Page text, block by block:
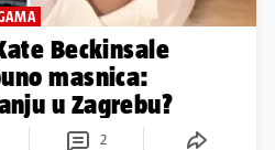
Beckinsale
masnica:
u Zagrebu?
2